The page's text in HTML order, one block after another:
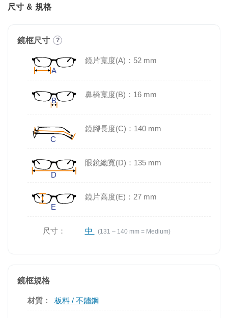
尺寸 & 規格
鏡框尺寸 ?
鏡片寬度(A)：52 mm
鼻橋寬度(B)：16 mm
鏡腳長度(C)：140 mm
眼鏡總寬(D)：135 mm
鏡片高度(E)：27 mm
尺寸： 中 (131 – 140 mm = Medium)
鏡框規格
材質： 板料 / 不鏽鋼